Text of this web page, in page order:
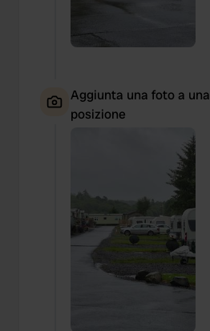
Aggiunta una foto a una
posizione